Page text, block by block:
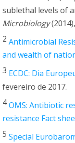
sublethal levels of
Microbiology
2 Antimicrobial
and wealth of
3 ECDC: Dia
fevereiro de 2017.
4OMS: Antibiotic
resistance Fact
5 Special